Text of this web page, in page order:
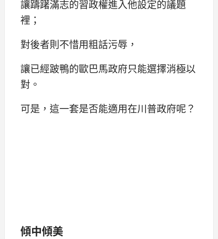
讓躊躇滿志的習政權進入他設定的議題
裡；
對後者則不惜用粗話污辱，
讓已經跛鴨的歐巴馬政府只能選擇消極以
對。
可是，這一套是否能適用在川普政府呢？
傾中傾美